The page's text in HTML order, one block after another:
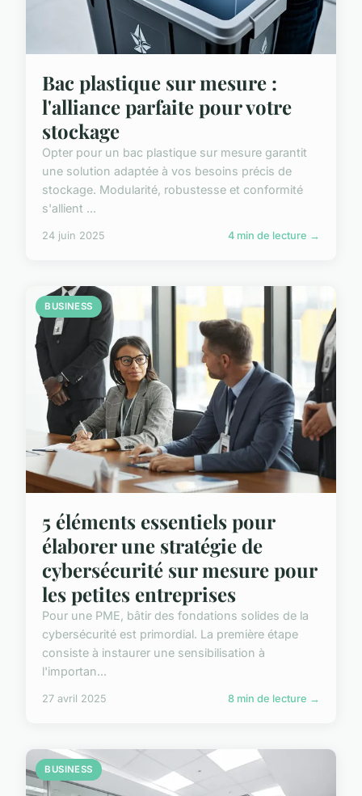
Bac plastique sur mesure :
l'alliance parfaite pour votre
stockage
Opter pour un bac plastique sur mesure garantit
une solution adaptée à vos besoins précis de
stockage. Modularité, robustesse et conformité
s'allient ...
24 juin 2025 4 min de lecture →
BUSINESS
5 éléments essentiels pour
élaborer une stratégie de
cybersécurité sur mesure pour
les petites entreprises
Pour une PME, bâtir des fondations solides de la
cybersécurité est primordial. La première étape
consiste à instaurer une sensibilisation à
l'importan...
27 avril 2025 8 min de lecture →
BUSINESS